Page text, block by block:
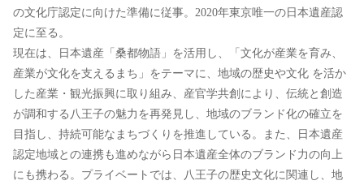
の⽂化庁認定に向けた準備に従事。2020年東京唯⼀の⽇本遺産認
定に⾄る。
現在は、⽇本遺産「桑都物語」を活⽤し、「⽂化が産業を育み、
産業が⽂化を⽀えるまち」をテーマに、地域の歴史や⽂化 を活か
した産業・観光振興に取り組み、産官学共創により、伝統と創造
が調和する⼋王⼦の魅⼒を再発⾒し、地域のブランド化の確⽴を
⽬指し、持続可能なまちづくりを推進している。また、⽇本遺産
認定地域との連携も進めながら⽇本遺産全体のブランド⼒の向上
にも携わる。プライベートでは、⼋王⼦の歴史⽂化に関連し、地